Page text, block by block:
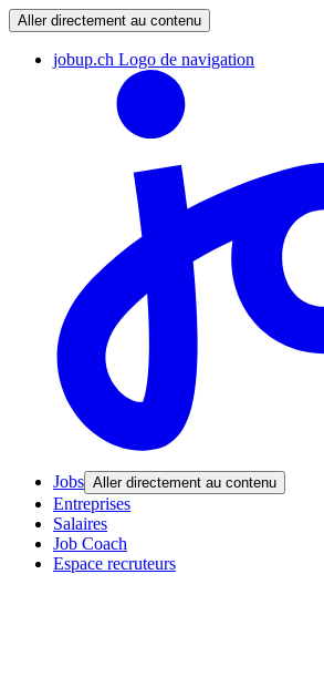
Aller directement au contenu
jobup.ch Logo de navigation
Jobs Aller directement au contenu
Entreprises
Salaires
Job Coach
Espace recruteurs